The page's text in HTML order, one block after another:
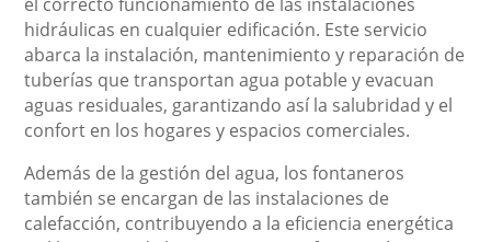
hidráulicas en cualquier edificación. Este servicio
abarca la instalación, mantenimiento y reparación de
tuberías que transportan agua potable y evacuan
aguas residuales, garantizando así la salubridad y el
confort en los hogares y espacios comerciales.
Además de la gestión del agua, los fontaneros
también se encargan de las instalaciones de
calefacción, contribuyendo a la eficiencia energética